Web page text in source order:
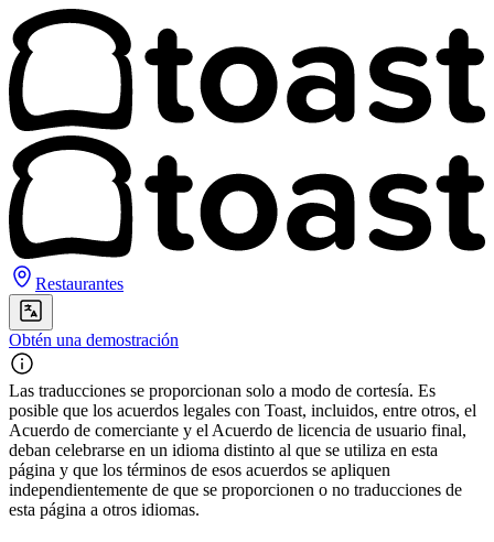
Restaurantes
Obtén una demostración
Las traducciones se proporcionan solo a modo de cortesía. Es
posible que los acuerdos legales con Toast, incluidos, entre otros, el
Acuerdo de comerciante y el Acuerdo de licencia de usuario final,
deban celebrarse en un idioma distinto al que se utiliza en esta
página y que los términos de esos acuerdos se apliquen
independientemente de que se proporcionen o no traducciones de
esta página a otros idiomas.